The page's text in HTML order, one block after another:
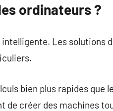
ordinateurs ?
Les solutions
bien plus rapides que
créer des machines